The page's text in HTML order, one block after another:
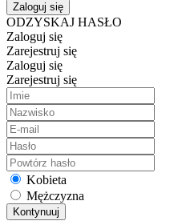
Zaloguj się
ODZYSKAJ HASŁO
Zaloguj się
Zarejestruj się
Zaloguj się
Zarejestruj się
Kobieta
Mężczyzna
Kontynuuj